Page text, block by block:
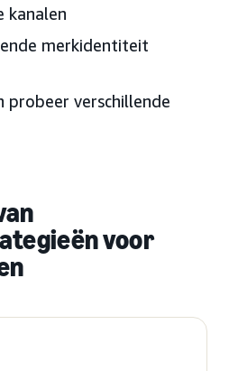
kanalen
merkidentiteit
probeer verschillende
voor